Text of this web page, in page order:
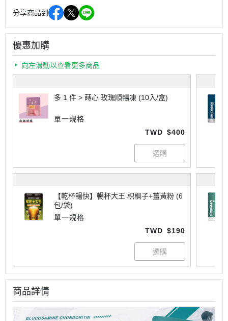
分享商品到
優惠加購
向左滑動以查看更多商品
多 1 件 > 蒔心 玫瑰順暢凍 (10入/盒)
單一規格
TWD $400
【乾杯暢快】暢杯大王 枳椇子+薑黃粉 (6
包/袋)
單一規格
TWD $190
商品詳情